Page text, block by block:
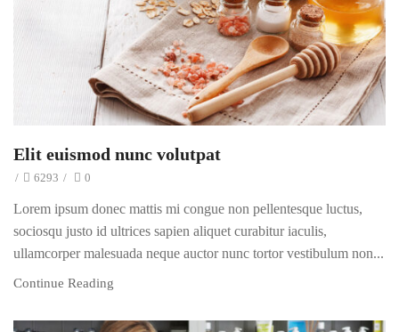
Elit euismod nunc volutpat
/ 6293 / 0
Lorem ipsum donec mattis mi congue non pellentesque luctus,
sociosqu justo id ultrices sapien aliquet curabitur iaculis,
ullamcorper malesuada neque auctor nunc tortor vestibulum non...
Continue Reading